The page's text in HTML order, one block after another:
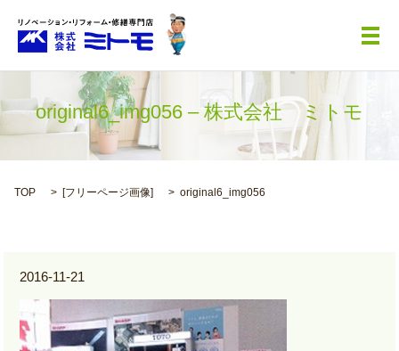
メ
original6_img056 – 株式会社 ミトモ
TOP [フリーページ画像] original6_img056
2016-11-21